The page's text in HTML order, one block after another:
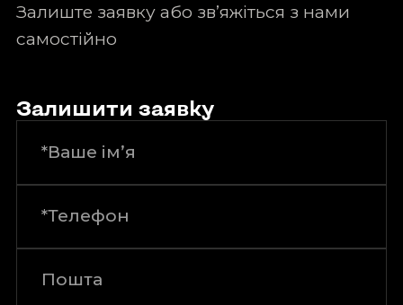
Залиште заявку або зв’яжіться з нами
самостійно
Залишити заявку